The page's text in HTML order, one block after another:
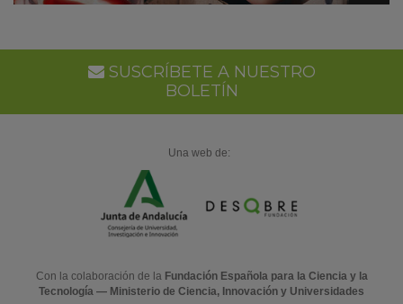
SUSCRÍBETE A NUESTRO
BOLETÍN
Una web de:
Con la colaboración de la Fundación Española para la Ciencia y la
Tecnología — Ministerio de Ciencia, Innovación y Universidades